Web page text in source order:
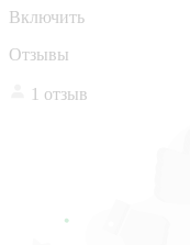
Включить
Отзывы
1 отзыв